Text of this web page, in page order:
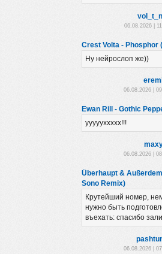
06.08.2026 |
Crest Volta - Phosphor
Ну нейрослоп же))
06.08.2026 |
Ewan Rill - Gothic
уууууххххх!!!
06.08.2026 |
Überhaupt &
Sono Remix)
Крутейший номер,
нужно быть
въехать: спасибо
06.08.2026 |